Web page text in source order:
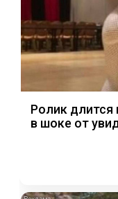
Ролик длится
в шоке от